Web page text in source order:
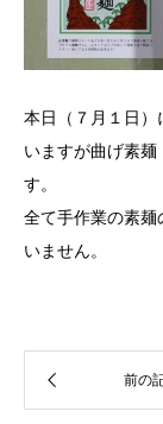
本日（７月１日）
いますが曲げ素麺
す。
全て手作業の素麺
いません。